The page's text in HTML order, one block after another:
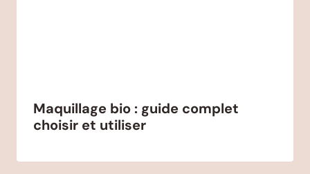
Maquillage bio : guide complet
choisir et utiliser